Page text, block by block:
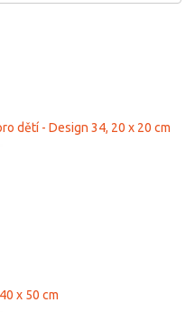
dětí - Design 34, 20 x 20 cm
х 50 cm